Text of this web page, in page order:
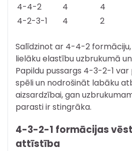
4-4-2
4 4
4-2-3-1
4 2
Salīdzinot ar 4-4-2
lielāku elastību uzbrukumā
Papildu pussargs 4-3-2-1
spēli un nodrošināt labāku
aizsardzībai, gan
parasti ir stingrāka.
4-3-2-1 formācijas
attīstība